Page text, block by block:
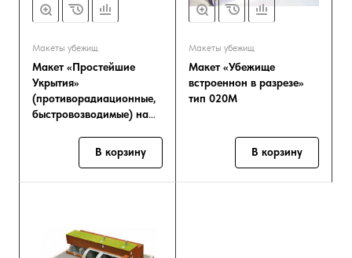
Макеты убежищ
Макет «Простейшие
Укрытия»
(противорадиационные,
быстровозводимые) на
В корзину
Макеты убежищ
Макет «Убежище
встроеннон в разрезе»
тип 020М
В корзину